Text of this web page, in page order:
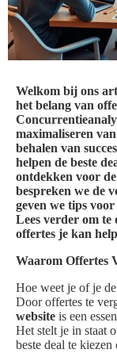
Welkom bij ons
het belang van
maximaliseren
behalen van
helpen de beste
ontdekken voor
bespreken we de
geven we tips
Lees verder om te
offertes je kan
Waarom Offertes
Hoe weet je of je
Door offertes te
website is een
Het stelt je in staat
beste deal te